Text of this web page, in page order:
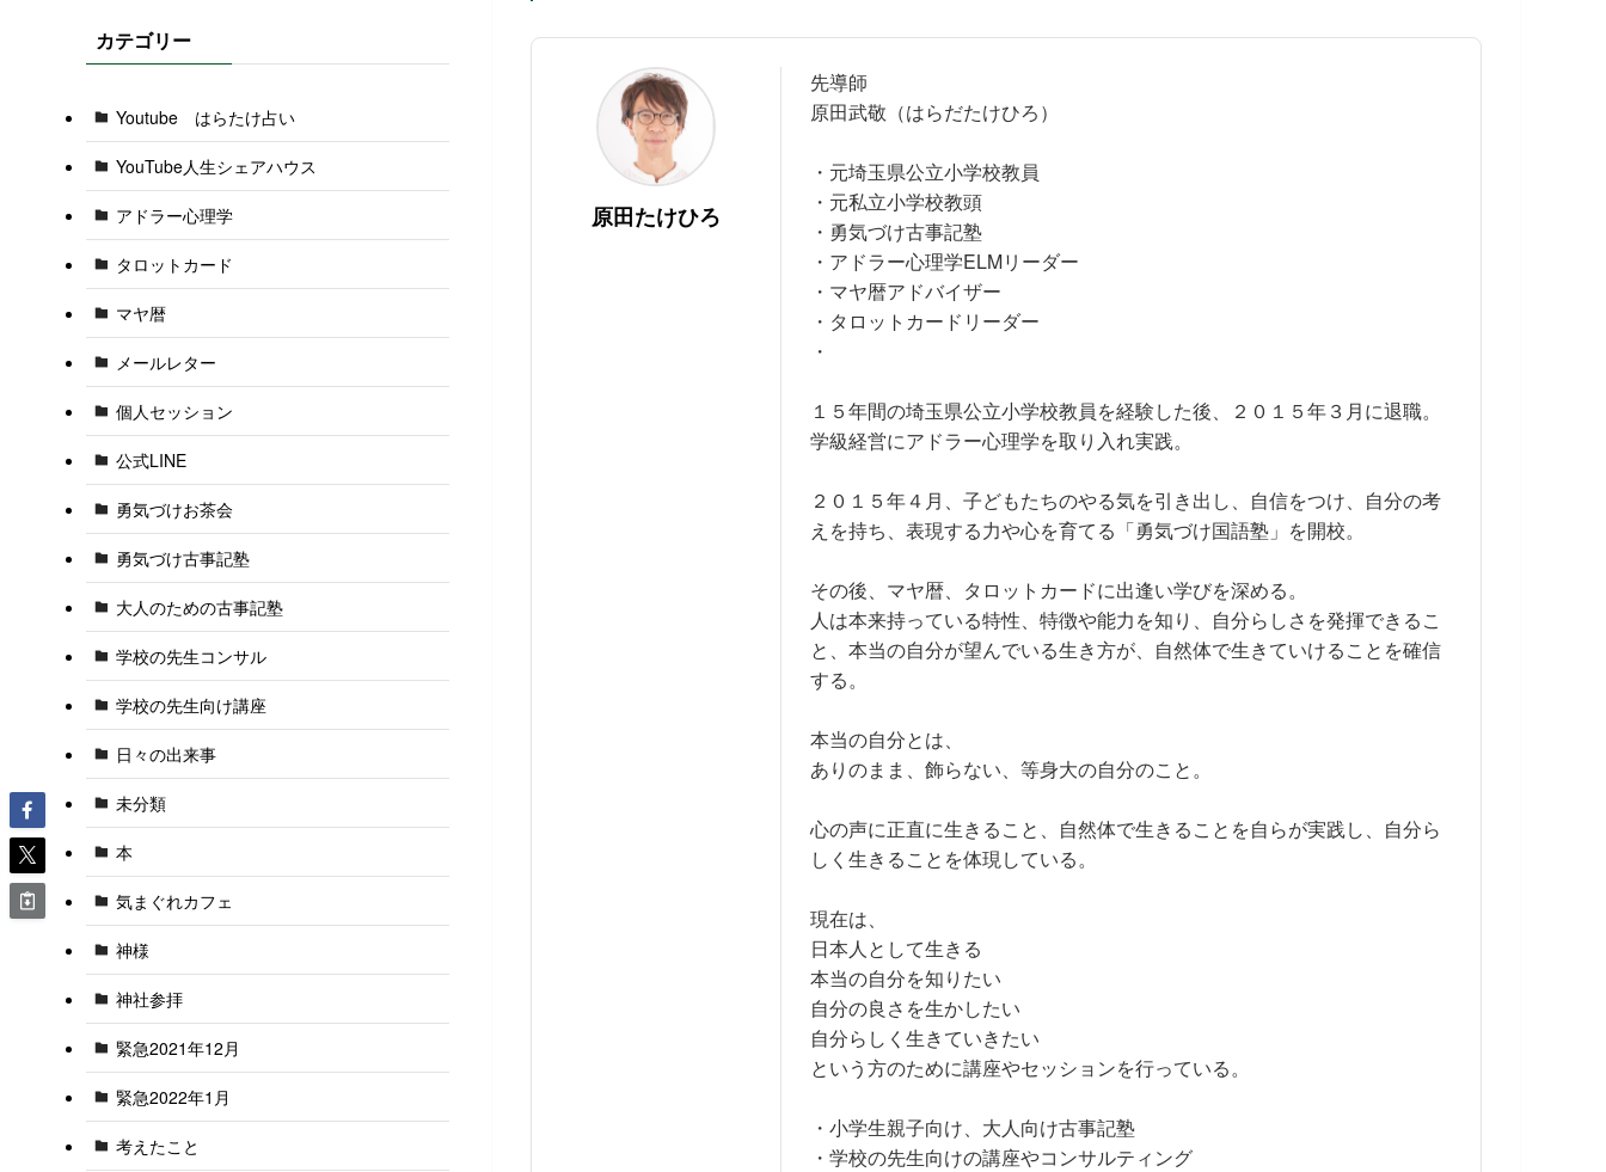
原田たけひろ
先導師
原田武敬（はらだたけひろ）
・元埼玉県公立小学校教員
・元私立小学校教頭
・勇気づけ古事記塾
・アドラー心理学ELMリーダー
・マヤ暦アドバイザー
・タロットカードリーダー
・
１５年間の埼玉県公立小学校教員を経験した後、２０１５年３月に退職。
学級経営にアドラー心理学を取り入れ実践。
２０１５年４月、子どもたちのやる気を引き出し、自信をつけ、自分の考
えを持ち、表現する力や心を育てる「勇気づけ国語塾」を開校。
その後、マヤ暦、タロットカードに出逢い学びを深める。
人は本来持っている特性、特徴や能力を知り、自分らしさを発揮できるこ
と、本当の自分が望んでいる生き方が、自然体で生きていけることを確信
する。
本当の自分とは、
ありのまま、飾らない、等身大の自分のこと。
心の声に正直に生きること、自然体で生きることを自らが実践し、自分ら
しく生きることを体現している。
現在は、
日本人として生きる
本当の自分を知りたい
自分の良さを生かしたい
自分らしく生きていきたい
という方のために講座やセッションを行っている。
・小学生親子向け、大人向け古事記塾
・学校の先生向けの講座やコンサルティング
カテゴリー
Youtube はらたけ占い
YouTube人生シェアハウス
アドラー心理学
タロットカード
マヤ暦
メールレター
個人セッション
公式LINE
勇気づけお茶会
勇気づけ古事記塾
大人のための古事記塾
学校の先生コンサル
学校の先生向け講座
日々の出来事
未分類
本
気まぐれカフェ
神様
神社参拝
緊急2021年12月
緊急2022年1月
考えたこと